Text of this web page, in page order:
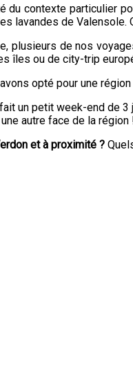
du contexte particulier
lavandes de
plusieurs de nos
îles ou de city-trip
opté pour une
un petit week-end de
autre face de la
et à proximité ?